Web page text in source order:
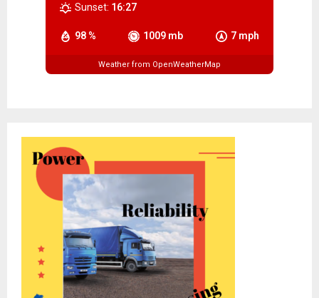
98 % 1009 mb 7 mph
Sunset: 16:27
Weather from OpenWeatherMap